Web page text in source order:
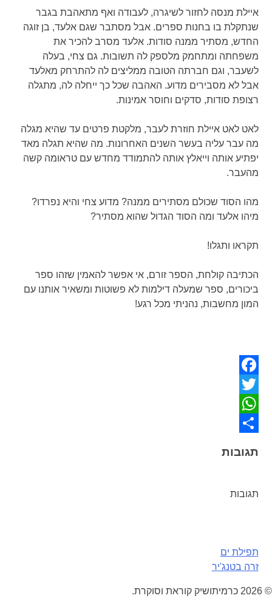
איילת מנסה לחזור לשיגרה, לעבודה ואף מתאהבת בגבר
שנתקלת בו בחנות ספרים. אבל מסתבר שגם אלעד, בן זוגה
החדש, מסתיר ממנה סודות. אלעד מסרב להכיר את
משפחתה ומתחמק מלספק לה תשובות. גם צחי, בעלה
לשעבר, וגם חברתה הטובה ממליצים לה להתרחק מאלעד
אבל לא מסבירים מדוע. האהבה שכל כך ייחלה לה, מתגלה
רצופת סודות, סדקים וחוסר אמינות.
לאט לאט איילת חוזרת לעבר, מלקטת פרטים עד שהיא מגלה
מה עבר עליה בעשר השנים האחרונות. מה שהיא תגלה מאד
יפתיע אותה וייאלץ אותה להתמודד מחדש עם טראומה קשה
מהעבר.
מהו הסוד שכולם מסתירים ממנה? מדוע צחי והיא נפרדו?
מיהו אלעד ומה הסוד הגדול שהוא מסתיר?
תקראו ותגלו!
הכתיבה קולחת, הספר זורם, אי אפשר להאמין שזהו ספר
ביכורים, ספר שמעלה דילמות לא פשוטות ומשאיר אותנו עם
המון מחשבות, נהניתי מכל רגע!
Facebook
Twitter
WhatsApp
תגובות
תגובות
ניווט
תפילת ים
זרה בטנג'יר
© 2026 כרמיתושיק קוראת וסוקרת.